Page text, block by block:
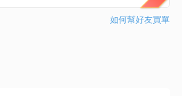
如何幫好友買單